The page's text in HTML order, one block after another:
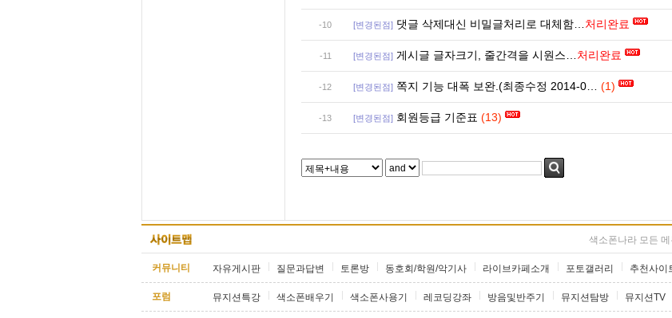
-10 [변경된점] 댓글 삭제대신 비밀글처리로 대체함… 처리완료
-11 [변경된점] 게시글 글자크기, 줄간격을 시원스… 처리완료
-12 [변경된점] 쪽지 기능 대폭 보완.(최종수정 2014-0… (1)
-13 [변경된점] 회원등급 기준표 (13)
색소폰나라 모든
커뮤니티 자유게시판 질문과답변 토론방 동호회/학원/악기사 라이브카페소개 포토갤러리 추천사이
포럼 뮤지션특강 색소폰배우기 색소폰사용기 레코딩강좌 방음및반주기 뮤지션탐방 뮤지션TV